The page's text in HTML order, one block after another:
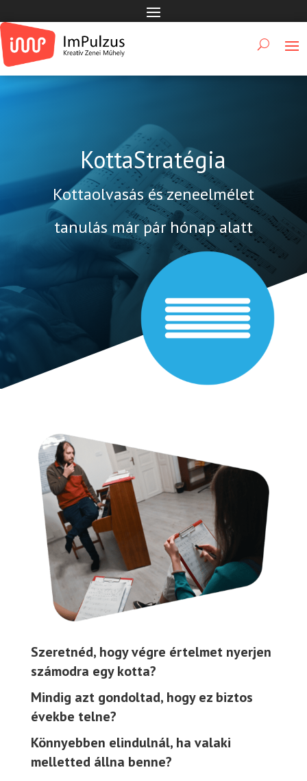
KottaStratégia
Kottaolvasás és zeneelmélet
tanulás már pár hónap alatt
Szeretnéd, hogy végre értelmet nyerjen
számodra egy kotta?
Mindig azt gondoltad, hogy ez biztos
évekbe telne?
Könnyebben elindulnál, ha valaki
melletted állna benne?